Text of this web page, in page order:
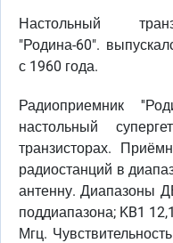
Настольный
"Родина-60".
с 1960 года.
Радиоприемник
настольный
транзисторах.
радиостанций в
антенну. Диапазоны
поддиапазона; KB1
Мгц.